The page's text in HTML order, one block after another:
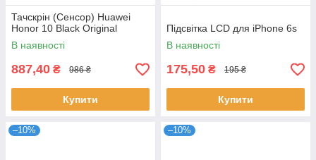
Тачскрін (Сенсор) Huawei
Honor 10 Black Original
В наявності
887,40 ₴ 986 ₴
Купити
Підсвітка LCD для iPhone 6s
В наявності
175,50 ₴ 195 ₴
Купити
–10% –10%